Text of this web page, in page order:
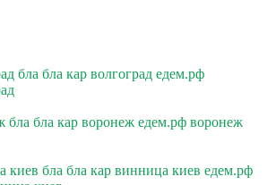
бла бла кар волгоград едем.рф
бла бла кар воронеж едем.рф воронеж
киев бла бла кар винница киев едем.рф